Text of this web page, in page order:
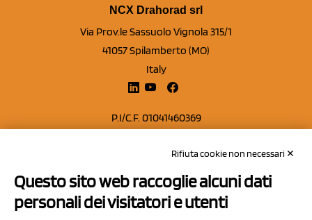
NCX Drahorad srl
Via Prov.le Sassuolo Vignola 315/1
41057 Spilamberto (MO)
Italy
P.I/C.F. 01041460369
Capitale sociale Euro 50.000,00 i.v.
Contatti
Rifiuta cookie non necessari ✕
Questo sito web raccoglie alcuni dati
personali dei visitatori e utenti